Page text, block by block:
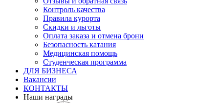
Контроль качества
Правила курорта
Скидки и льготы
Оплата заказа и отмена брони
Безопасность катания
Медицинская помощь
Студенческая программа
ДЛЯ БИЗНЕСА
Вакансии
КОНТАКТЫ
Наши награды